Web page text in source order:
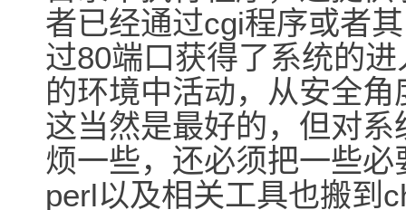
者已经通过cgi程序或者
过80端口获得了系统的
的环境中活动，从安全角
这当然是最好的，但对
烦一些，还必须把一些必
perl以及相关工具也搬